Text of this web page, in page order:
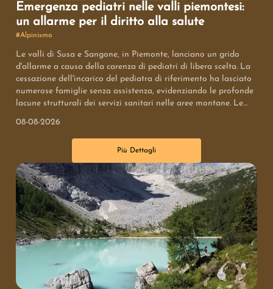
Emergenza pediatri nelle valli piemontesi:
un allarme per il diritto alla salute
#Alpinismo
Le valli di Susa e Sangone, in Piemonte, lanciano un grido
d'allarme a causa della carenza di pediatri di libera scelta. La
cessazione dell'incarico del pediatra di riferimento ha lasciato
numerose famiglie senza assistenza, evidenziando le profonde
lacune strutturali dei servizi sanitari nelle aree montane. Le
nell'accesso alle cure e contrastino lo spopolamento.
08-08-2026
Più Dettagli